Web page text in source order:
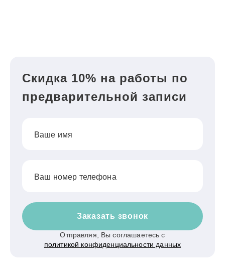
Скидка 10% на работы по
предварительной записи
Ваше имя
Ваш номер телефона
Заказать звонок
Отправляя, Вы соглашаетесь с
политикой конфиденциальности данных